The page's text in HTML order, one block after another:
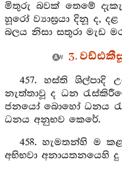
මිතුරු බවක් තෙමේ
හූරෝ ව්‍යාඝ්‍රයා දිනූ ද,
බලය නිසා සතුරා මැඩ
3.
457. හස්ති
නැත්තාවූ ද ධන
ජනයෝ බොහෝ ධනය
ධනය අනුභව කෙරේ.
458. හැමතන්හි ම
අභිභවා අනායතනයෙහි